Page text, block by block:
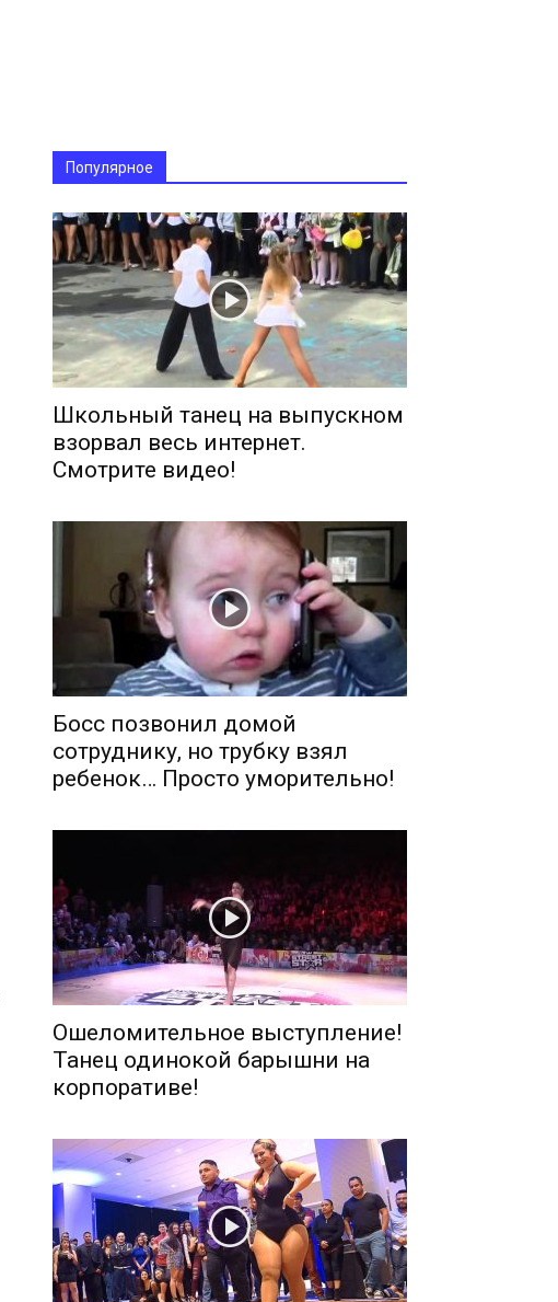
Популярное
Школьный танец на выпускном
взорвал весь интернет.
Смотрите видео!
Босс позвонил домой
сотруднику, но трубку взял
ребенок… Просто уморительно!
Ошеломительное выступление!
Танец одинокой барышни на
корпоративе!